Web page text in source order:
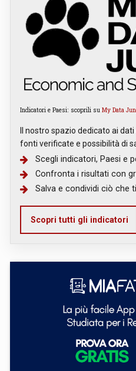
Indicatori e Paesi: scoprili su My Data
Il nostro spazio dedicato ai
fonti verificate e possibilità di
Scegli indicatori, Paesi e
Confronta i risultati con
Salva e condividi ciò che
Scopri tutti gli indicatori